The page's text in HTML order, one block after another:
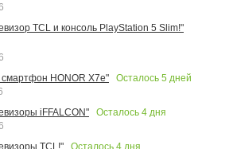
TCL и консоль PlayStation 5 Slim!"
HONOR X7e"
Осталось 5 дней
iFFALCON"
Осталось 4 дня
TCL!"
Осталось 4 дня